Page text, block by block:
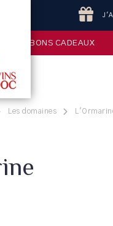
BONS CADEAUX
Les domaines